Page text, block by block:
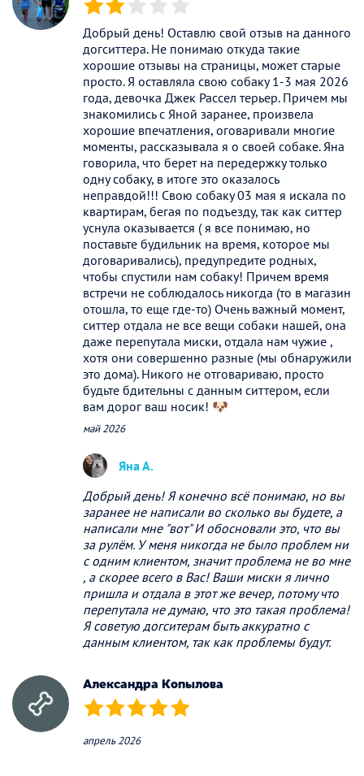
(*) (*) ( ) ( ) ( )
Добрый день! Оставлю свой отзыв на данного
догситтера. Не понимаю откуда такие
хорошие отзывы на страницы, может старые
просто. Я оставляла свою собаку 1-3 мая 2026
года, девочка Джек Рассел терьер. Причем мы
знакомились с Яной заранее, произвела
хорошие впечатления, оговаривали многие
моменты, рассказывала я о своей собаке. Яна
говорила, что берет на передержку только
одну собаку, в итоге это оказалось
неправдой!!! Свою собаку 03 мая я искала по
квартирам, бегая по подъезду, так как ситтер
уснула оказывается ( я все понимаю, но
поставьте будильник на время, которое мы
договаривались), предупредите родных,
чтобы спустили нам собаку! Причем время
встречи не соблюдалось никогда (то в магазин
отошла, то еще где-то) Очень важный момент,
ситтер отдала не все вещи собаки нашей, она
даже перепутала миски, отдала нам чужие ,
хотя они совершенно разные (мы обнаружили
это дома). Никого не отговариваю, просто
будьте бдительны с данным ситтером, если
вам дорог ваш носик! 🐶
май 2026
Яна А.
Добрый день! Я конечно всё понимаю, но вы
заранее не написали во сколько вы будете, а
написали мне "вот" И обосновали это, что вы
за рулём. У меня никогда не было проблем ни
с одним клиентом, значит проблема не во мне
, а скорее всего в Вас! Ваши миски я лично
пришла и отдала в этот же вечер, потому что
перепутала не думаю, что это такая проблема!
Я советую догситерам быть аккуратно с
данным клиентом, так как проблемы будут.
Александра Копылова
(*) (*) (*) (*) (*)
апрель 2026